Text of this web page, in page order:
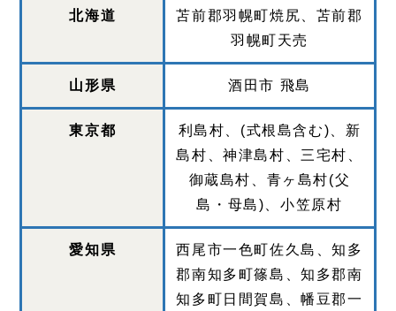
北海道
苫前郡羽幌町焼尻、苫前郡
羽幌町天売
山形県 酒田市 飛島
東京都
利島村、(式根島含む)、新
島村、神津島村、三宅村、
御蔵島村、青ヶ島村(父
島・母島)、小笠原村
愛知県
西尾市一色町佐久島、知多
郡南知多町篠島、知多郡南
知多町日間賀島、幡豆郡一